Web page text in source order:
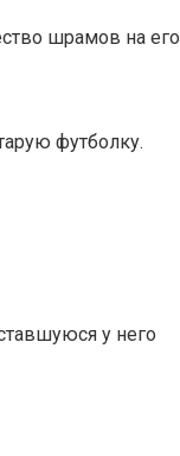
шрамов на его
футболку.
у него